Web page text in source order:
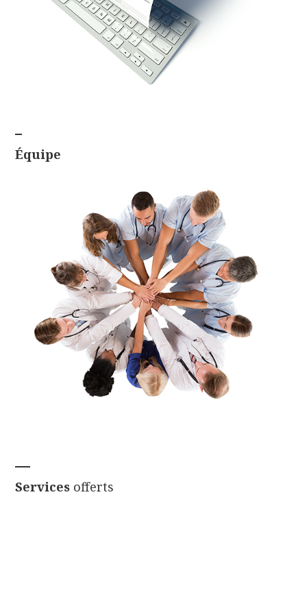
Équipe
Services offerts